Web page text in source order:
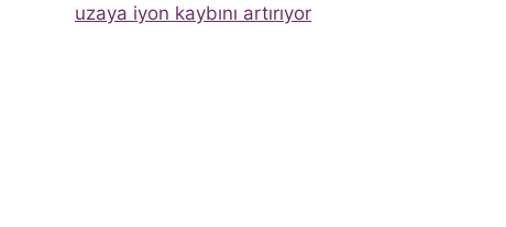
uzaya iyon kaybını artırıyor